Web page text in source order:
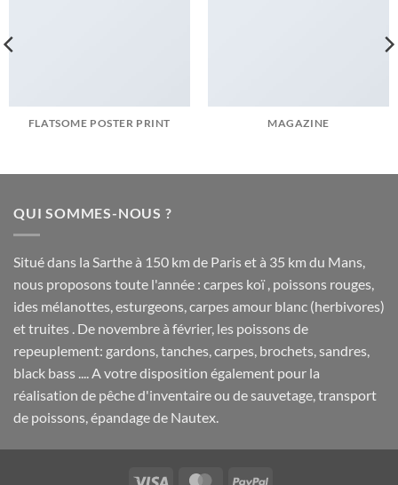
FLATSOME POSTER PRINT MAGAZINE
QUI SOMMES-NOUS ?
Situé dans la Sarthe à 150 km de Paris et à 35 km du Mans,
nous proposons toute l'année : carpes koï , poissons rouges,
ides mélanottes, esturgeons, carpes amour blanc (herbivores)
et truites . De novembre à février, les poissons de
repeuplement: gardons, tanches, carpes, brochets, sandres,
black bass .... A votre disposition également pour la
réalisation de pêche d'inventaire ou de sauvetage, transport
de poissons, épandage de Nautex.
Visa MasterCardPayPal